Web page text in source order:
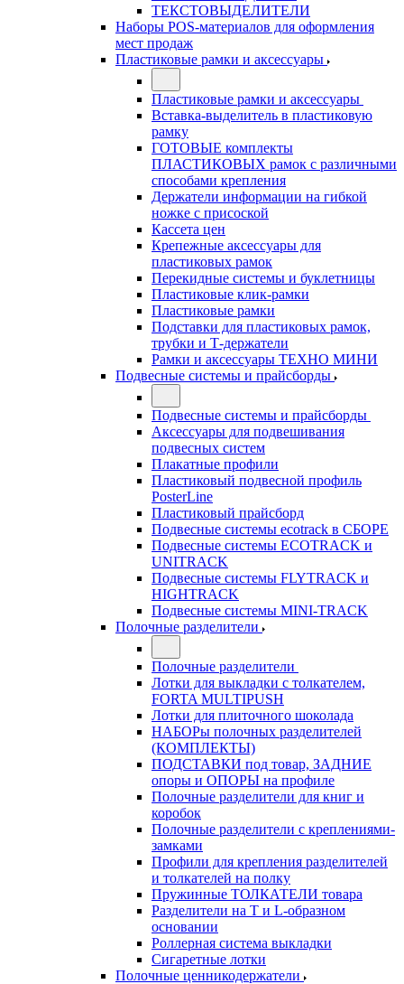
ТЕКСТОВЫДЕЛИТЕЛИ
Наборы POS-материалов для оформления
мест продаж
Пластиковые рамки и аксессуары
Пластиковые рамки и аксессуары
Вставка-выделитель в пластиковую
рамку
ГОТОВЫЕ комплекты
ПЛАСТИКОВЫХ рамок с различными
способами крепления
Держатели информации на гибкой
ножке с присоской
Кассета цен
Крепежные аксессуары для
пластиковых рамок
Перекидные системы и буклетницы
Пластиковые клик-рамки
Пластиковые рамки
Подставки для пластиковых рамок,
трубки и Т-держатели
Рамки и аксессуары ТЕХНО МИНИ
Подвесные системы и прайсборды
Подвесные системы и прайсборды
Аксессуары для подвешивания
подвесных систем
Плакатные профили
Пластиковый подвесной профиль
PosterLine
Пластиковый прайсборд
Подвесные системы ecotrack в СБОРЕ
Подвесные системы ECOTRACK и
UNITRACK
Подвесные системы FLYTRACK и
HIGHTRACK
Подвесные системы MINI-TRACK
Полочные разделители
Полочные разделители
Лотки для выкладки с толкателем,
FORTA MULTIPUSH
Лотки для плиточного шоколада
НАБОРы полочных разделителей
(КОМПЛЕКТЫ)
ПОДСТАВКИ под товар, ЗАДНИЕ
опоры и ОПОРЫ на профиле
Полочные разделители для книг и
коробок
Полочные разделители с креплениями-
замками
Профили для крепления разделителей
и толкателей на полку
Пружинные ТОЛКАТЕЛИ товара
Разделители на Т и L-образном
основании
Роллерная система выкладки
Сигаретные лотки
Полочные ценникодержатели